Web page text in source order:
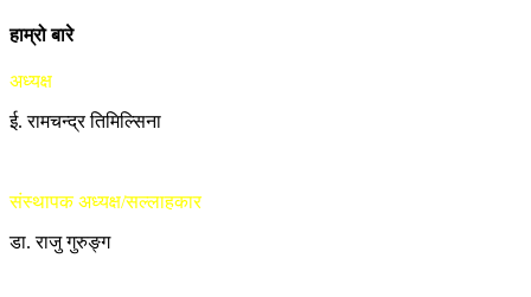
हाम्रो बारे
अध्यक्ष
ई. रामचन्द्र तिमिल्सिना
संस्थापक अध्यक्ष/सल्लाहकार
डा. राजु गुरुङ्ग